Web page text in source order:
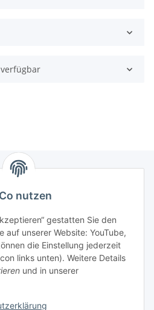
nutzen
gestatten Sie den
auf unserer Website: YouTube,
die Einstellung jederzeit
links unten). Weitere Details
und in unserer